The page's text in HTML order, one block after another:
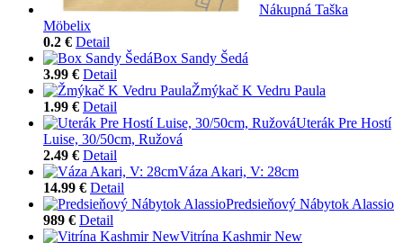
Nákupná Taška
Möbelix
0.2 € Detail
Box Sandy Šedá
3.99 € Detail
Žmýkač K Vedru Paula
1.99 € Detail
Uterák Pre Hostí
Luise, 30/50cm, Ružová
2.49 € Detail
Váza Akari, V: 28cm
14.99 € Detail
Predsieňový Nábytok Alassio
989 € Detail
Vitrína Kashmir New